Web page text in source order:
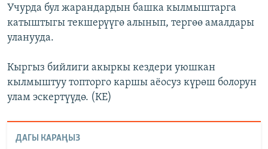
Учурда бул жарандардын башка кылмыштарга
катыштыгы текшерүүгө алынып, тергөө амалдары
уланууда.
Кыргыз бийлиги акыркы кездери уюшкан
кылмыштуу топторго каршы аёосуз күрөш болорун
улам эскертүүдө. (КЕ)
ДАГЫ КАРАҢЫЗ